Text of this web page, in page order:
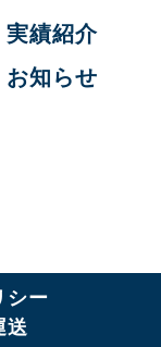
実績紹介
お知らせ
シー